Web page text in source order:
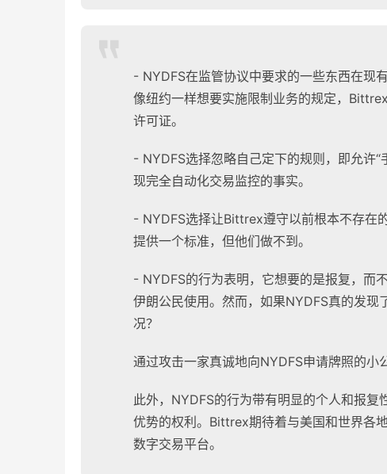
- NYDFS在监管协议中要求的一些东西在现
像纽约一样想要实施限制业务的规定，
许可证。
- NYDFS选择忽略自己定下的规则，即允
现完全自动化交易监控的事实。
- NYDFS选择让Bittrex遵守以前根本不存在
提供一个标准，但他们做不到。
- NYDFS的行为表明，它想要的是报复，而
伊朗公民使用。然而，如果NYDFS真的发
况？
通过攻击一家真诚地向NYDFS申请牌照的小
此外，NYDFS的行为带有明显的个人和报
优势的权利。Bittrex期待着与美国和世界各
数字交易平台。